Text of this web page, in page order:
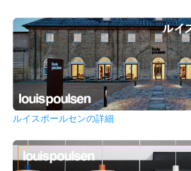
ルイスポールセンの詳細